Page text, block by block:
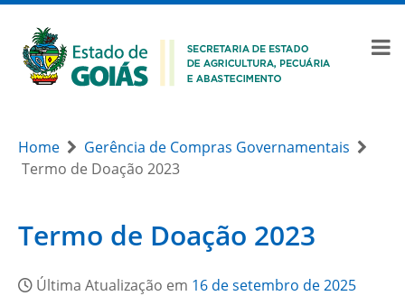
Home
Gerência de Compras Governamentais
Termo de Doação 2023
Termo de Doação 2023
Última Atualização em 16 de setembro de 2025